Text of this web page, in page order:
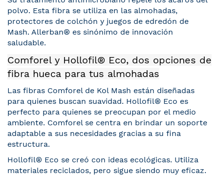
polvo. Esta fibra se utiliza en las almohadas,
protectores de colchón y juegos de edredón de
Mash. Allerban® es sinónimo de innovación
saludable.
Comforel y Hollofil® Eco, dos opciones de
fibra hueca para tus almohadas
Las fibras Comforel de Kol Mash están diseñadas
para quienes buscan suavidad. Hollofil® Eco es
perfecto para quienes se preocupan por el medio
ambiente. Comforel se centra en brindar un soporte
adaptable a sus necesidades gracias a su fina
estructura.
Hollofil® Eco se creó con ideas ecológicas. Utiliza
materiales reciclados, pero sigue siendo muy eficaz.